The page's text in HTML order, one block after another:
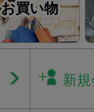
お買い物
新